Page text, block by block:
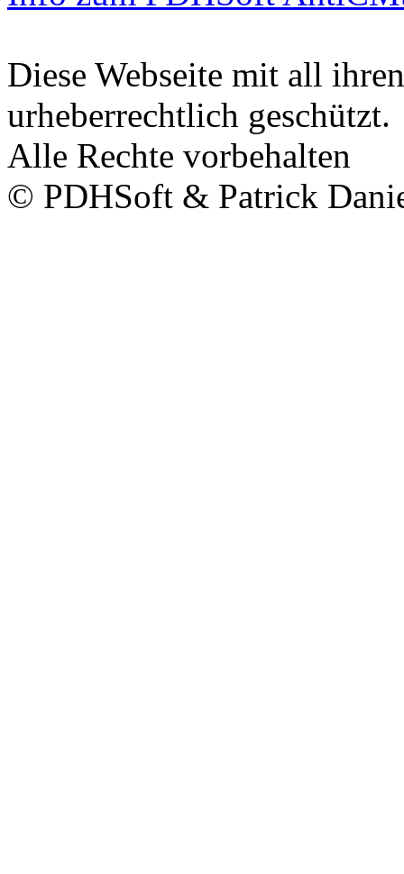
Diese Webseite mit all
urheberrechtlich geschützt.
Alle Rechte vorbehalten
© PDHSoft & Patrick